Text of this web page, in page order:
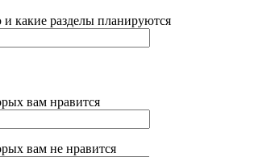
и какие разделы планируются
вам нравится
вам не нравится